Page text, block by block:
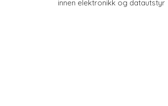
innen elektronikk og datautstyr